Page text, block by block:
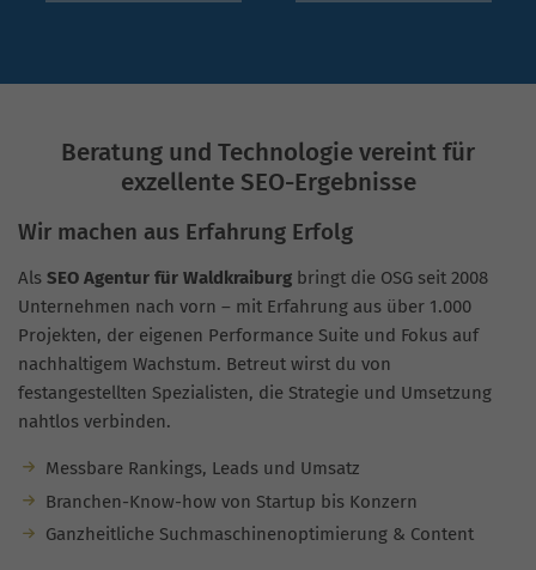
Beratung und Technologie vereint für
exzellente SEO-Ergebnisse
Wir machen aus Erfahrung Erfolg
Als SEO Agentur für Waldkraiburg bringt die OSG seit 2008
Unternehmen nach vorn – mit Erfahrung aus über 1.000
Projekten, der eigenen Performance Suite und Fokus auf
nachhaltigem Wachstum. Betreut wirst du von
festangestellten Spezialisten, die Strategie und Umsetzung
nahtlos verbinden.
Messbare Rankings, Leads und Umsatz
Branchen-Know-how von Startup bis Konzern
Ganzheitliche Suchmaschinenoptimierung & Content